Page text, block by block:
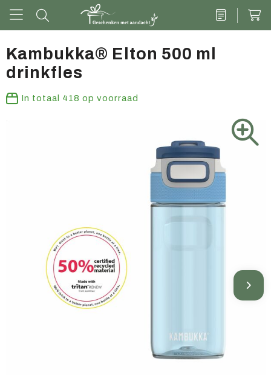
Drinkwaren
Kantoor & schrijven
Groen geschenk
Kleding
Home & living
Kambukka® Elton 500 ml
drinkfles
In totaal 418 op voorraad